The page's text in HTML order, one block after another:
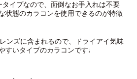
イプなので、面倒なお手入れは不要
状態のカラコンを使用できるのが特徴
ンズに含まれるので、ドライアイ気味
すいタイプのカラコンです♩